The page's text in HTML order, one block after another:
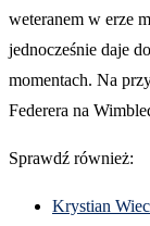
weteranem w erze
jednocześnie daje
momentach. Na
Federera na
Sprawdź również:
Krystian